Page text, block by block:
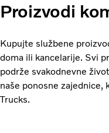
Proizvodi
Kupujte službene
doma ili kancelarije. Svi
podrže svakodnevne
naše ponosne zajednice,
Trucks.